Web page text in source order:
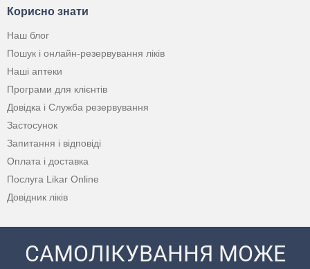
Корисно знати
Наш блог
Пошук і онлайн-резервування ліків
Наші аптеки
Програми для клієнтів
Довідка і Служба резервування
Застосунок
Запитання і відповіді
Оплата і доставка
Послуга Likar Online
Довідник ліків
САМОЛІКУВАННЯ МОЖЕ